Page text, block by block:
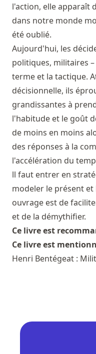
l'action, elle apparaît
dans notre monde
été oublié.
Aujourd'hui, les
politiques, militaires
terme et la tactique.
décisionnelle, ils
grandissantes à
l'habitude et le goût
de moins en moins
des réponses à la
l'accélération du
ll faut entrer en
modeler le présent et
ouvrage est de
et de la démythifier.
Ce livre est
Ce livre est
Henri Bentégeat :